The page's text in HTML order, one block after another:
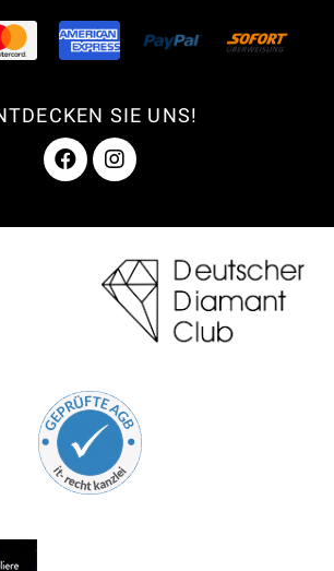
SIE UNS!